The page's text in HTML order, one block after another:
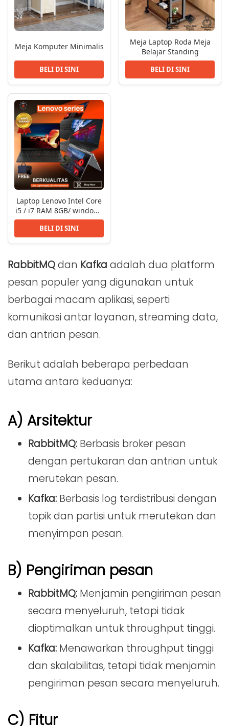
Meja Komputer Minimalis
BELI DI SINI
Meja Laptop Roda Meja
Belajar Standing
BELI DI SINI
Laptop Lenovo Intel Core
i5 / i7 RAM 8GB/ windows
10 / 11
BELI DI SINI
RabbitMQdan Kafka adalah dua platform
pesan populer yang digunakan untuk
berbagai macam aplikasi, seperti
komunikasi antar layanan, streaming data,
dan antrian pesan.
Berikut adalah beberapa perbedaan
utama antara keduanya:
A) Arsitektur
RabbitMQ: Berbasis broker pesan
dengan pertukaran dan antrian untuk
merutekan pesan.
Kafka: Berbasis log terdistribusi dengan
topik dan partisi untuk merutekan dan
menyimpan pesan.
B) Pengiriman pesan
RabbitMQ: Menjamin pengiriman pesan
secara menyeluruh, tetapi tidak
dioptimalkan untuk throughput tinggi.
Kafka: Menawarkan throughput tinggi
dan skalabilitas, tetapi tidak menjamin
pengiriman pesan secara menyeluruh.
C) Fitur